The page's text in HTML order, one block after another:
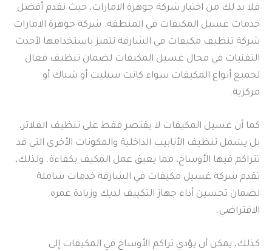
فلا بد لك من اختيار شركة جوهرة الامارات، حيث نقدم أفضل
خدمات غسيل المكيفات في المنطقة. شركة جوهرة الامارات
شركة تنظيف مكيفات في الشارقة تتميز باستخدامها لأحدث
التقنيات في مجال غسيل المكيفات لضمان تنظيف فعال
لجميع أنواع المكيفات سواء كانت سبليت أو شباك أو
مركزية.
كما أن غسيل المكيفات لا يقتصر فقط على تنظيف الفلاتر،
بل يشمل تنظيف الأنابيب الداخلية والمكونات الأخرى التي قد
تتراكم فيها الأوساخ، مما يعيق عمل المكيف بكفاءة. ولذلك،
تقدم شركة غسيل مكيفات في الشارقة خدمات شاملة
لضمان تحسين أداء جهاز التكييف لديك وزيادة عمره
الافتراضي.
كذلك، يمكن أن يؤدي تراكم الأوساخ في المكيفات إلى